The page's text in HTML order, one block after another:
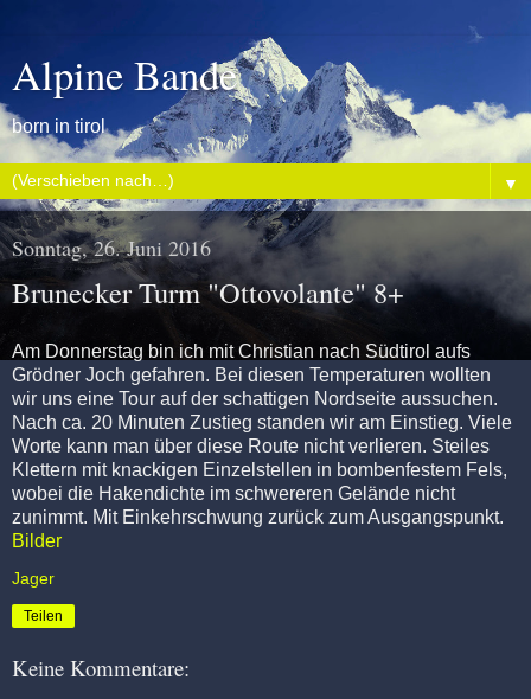
Alpine Bande
born in tirol
▼
Sonntag, 26. Juni 2016
Brunecker Turm "Ottovolante" 8+
Am Donnerstag bin ich mit Christian nach Südtirol aufs
Grödner Joch gefahren. Bei diesen Temperaturen wollten
wir uns eine Tour auf der schattigen Nordseite aussuchen.
Nach ca. 20 Minuten Zustieg standen wir am Einstieg. Viele
Worte kann man über diese Route nicht verlieren. Steiles
Klettern mit knackigen Einzelstellen in bombenfestem Fels,
wobei die Hakendichte im schwereren Gelände nicht
zunimmt. Mit Einkehrschwung zurück zum Ausgangspunkt.
Bilder
Jager
Teilen
Keine Kommentare: